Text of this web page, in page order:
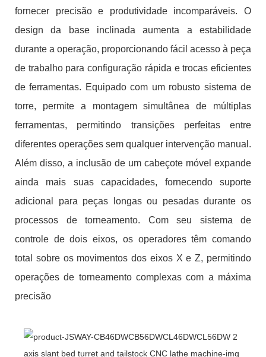
fornecer precisão e produtividade incomparáveis. O
design da base inclinada aumenta a estabilidade
durante a operação, proporcionando fácil acesso à peça
de trabalho para configuração rápida e trocas eficientes
de ferramentas. Equipado com um robusto sistema de
torre, permite a montagem simultânea de múltiplas
ferramentas, permitindo transições perfeitas entre
diferentes operações sem qualquer intervenção manual.
Além disso, a inclusão de um cabeçote móvel expande
ainda mais suas capacidades, fornecendo suporte
adicional para peças longas ou pesadas durante os
processos de torneamento. Com seu sistema de
controle de dois eixos, os operadores têm comando
total sobre os movimentos dos eixos X e Z, permitindo
operações de torneamento complexas com a máxima
precisão